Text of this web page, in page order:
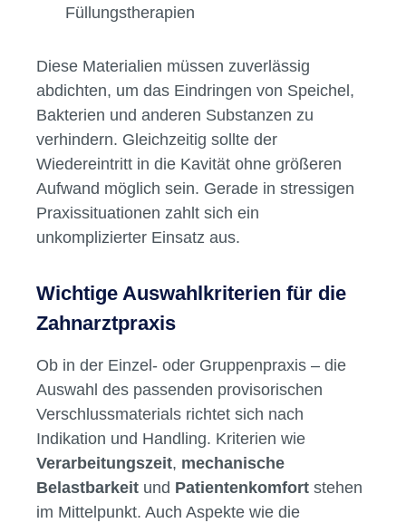
Füllungstherapien
Diese Materialien müssen zuverlässig
abdichten, um das Eindringen von Speichel,
Bakterien und anderen Substanzen zu
verhindern. Gleichzeitig sollte der
Wiedereintritt in die Kavität ohne größeren
Aufwand möglich sein. Gerade in stressigen
Praxissituationen zahlt sich ein
unkomplizierter Einsatz aus.
Wichtige Auswahlkriterien für die
Zahnarztpraxis
Ob in der Einzel- oder Gruppenpraxis – die
Auswahl des passenden provisorischen
Verschlussmaterials richtet sich nach
Indikation und Handling. Kriterien wie
Verarbeitungszeit, mechanische
Belastbarkeit und Patientenkomfort stehen
im Mittelpunkt. Auch Aspekte wie die